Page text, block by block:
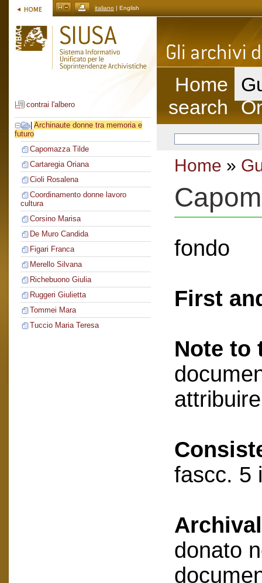
italiano | English
contrai l'albero
Archinaute donne tra memoria e
futuro
Capomazza Tilde
Cartaregia Oriana
Cioli Rosalena
Coordinamento donne lavoro
cultura
Corsino Marisa
De Muro Candida
Figari Franca
Merello Silvana
Richebuono Giulia
Ruggeri Giulietta
Tommei Mara
Tuccio Maria Teresa
Home
search
Home »
fondo
First
Note to
fascc. 5
donato